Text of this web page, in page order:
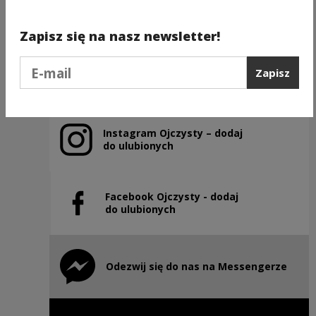
Poprzedni slajd
Następny slajd
Instagram Ojczysty – dodaj
do ulubionych
Uwaga, link zostanie otwarty w nowym oknie
Facebook Ojczysty - dodaj
do ulubionych
Uwaga, link zostanie otwarty w nowym oknie
Odezwij się do nas na Messengerze
Uwaga, link zostanie otwarty w nowym oknie
Zapisz się na nasz newsletter!
Zapisz